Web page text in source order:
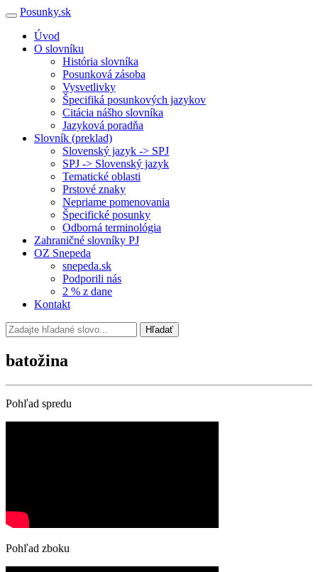
Posunky.sk
Úvod
O slovníku
História slovníka
Posunková zásoba
Vysvetlivky
Špecifiká posunkových jazykov
Citácia nášho slovníka
Jazyková poradňa
Slovník (preklad)
Slovenský jazyk -> SPJ
SPJ -> Slovenský jazyk
Tematické oblasti
Prstové znaky
Nepriame pomenovania
Špecifické posunky
Odborná terminológia
Zahraničné slovníky PJ
OZ Snepeda
snepeda.sk
Podporili nás
2 % z dane
Kontakt
Hľadať
batožina
Pohľad spredu
Pohľad zboku